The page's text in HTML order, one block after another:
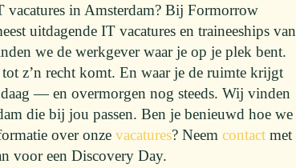
vacatures in Amsterdam? Bij Formorrow
uitdagende IT vacatures en traineeships van
we de werkgever waar je op je plek bent.
z’n recht komt. En waar je de ruimte krijgt
— en overmorgen nog steeds. Wij vinden
die bij jou passen. Ben je benieuwd hoe we
over onzevacatures? Neemcontact met
voor een Discovery Day.